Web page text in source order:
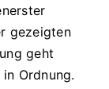
gezeigten
geht
Ordnung.